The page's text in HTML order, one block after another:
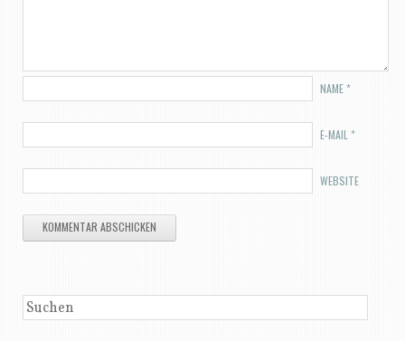
NAME*
E-MAIL *
WEBSITE
SUCHEN